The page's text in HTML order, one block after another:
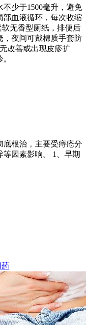
少于1500毫升，避免
部血液循环，每次收缩
软无香型厕纸，排便后
，夜间可戴棉质手套防
改善或出现皮疹扩
根治，主要受痔疮分
因素影响。 1、早期
药